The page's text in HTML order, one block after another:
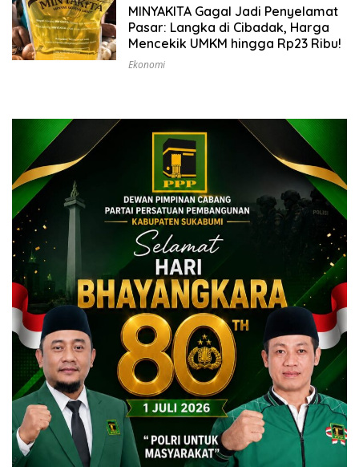
06/06/2026
MINYAKITA Gagal Jadi Penyelamat
Pasar: Langka di Cibadak, Harga
Mencekik UMKM hingga Rp23 Ribu!
Ekonomi